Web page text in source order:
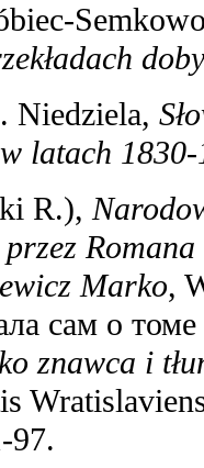
Niedziela,
latach
R.),
przez
Marko,
сам o
znawca i
97.